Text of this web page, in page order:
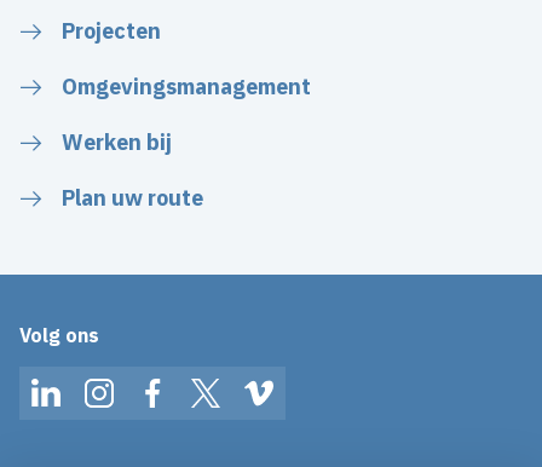
Projecten
Omgevingsmanagement
Werken bij
Plan uw route
Volg ons
LinkedInInstagramFacebookTwitterVimeo